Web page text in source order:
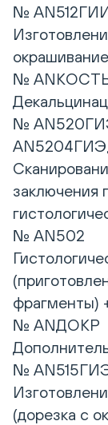
№
№
№
заключения
№ AN502
фрагменты)
№ ANДОКР
№
(дорезка с